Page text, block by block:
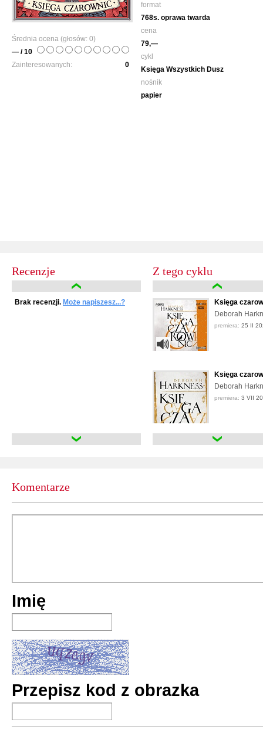
Średnia ocena (głosów: 0)
— / 10
0
Zainteresowanych:
format
768s. oprawa twarda
cena
79,—
cykl
Księga Wszystkich Dusz
nośnik
papier
Recenzje
Brak recenzji. Może napiszesz...?
Z tego cyklu
Księga
Deborah
premiera: 25 II
Księga
Deborah
premiera: 3 VII
Księga
Komentarze
Imię
Przepisz kod z obrazka